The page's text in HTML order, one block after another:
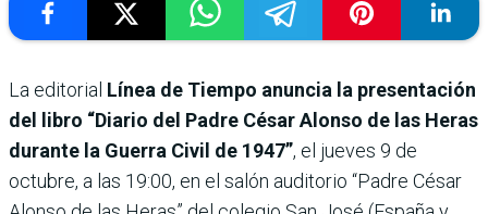
La editorial Línea de Tiempo anuncia la presentación
del libro “Diario del Padre César Alonso de las Heras
durante la Guerra Civil de 1947”, el jueves 9 de
octubre, a las 19:00, en el salón auditorio “Padre César